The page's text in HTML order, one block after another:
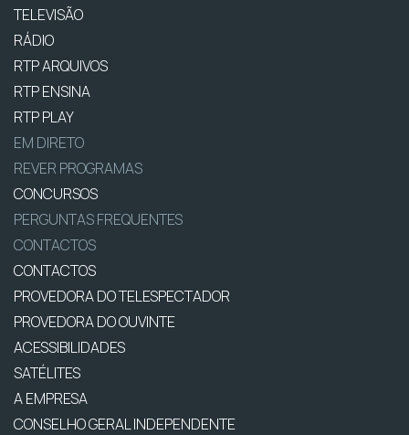
TELEVISÃO
RÁDIO
RTP ARQUIVOS
RTP ENSINA
RTP PLAY
EM DIRETO
REVER PROGRAMAS
CONCURSOS
PERGUNTAS FREQUENTES
CONTACTOS
CONTACTOS
PROVEDORA DO TELESPECTADOR
PROVEDORA DO OUVINTE
ACESSIBILIDADES
SATÉLITES
A EMPRESA
CONSELHO GERAL INDEPENDENTE